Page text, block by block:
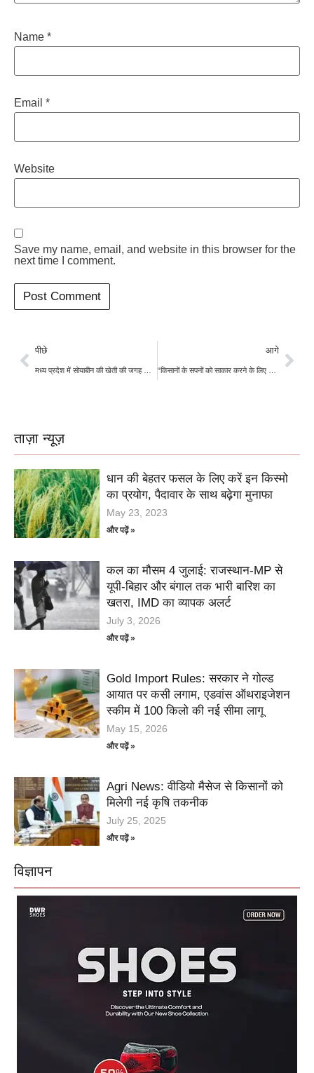
Name *
Email *
Website
Save my name, email, and website in this browser for the
next time I comment.
पीछे आगे
ताज़ा न्यूज़
धान की बेहतर फसल के लिए करें इन किस्मो
का प्रयोग, पैदावार के साथ बढ़ेगा मुनाफा
May 23, 2023
और पढ़ें »
कल का मौसम 4 जुलाई: राजस्थान-MP से
यूपी-बिहार और बंगाल तक भारी बारिश का
खतरा, IMD का व्यापक अलर्ट
July 3, 2026
और पढ़ें »
Gold Import Rules: सरकार ने गोल्ड
आयात पर कसी लगाम, एडवांस ऑथराइजेशन
स्कीम में 100 किलो की नई सीमा लागू
May 15, 2026
और पढ़ें »
Agri News: वीडियो मैसेज से किसानों को
मिलेगी नई कृषि तकनीक
July 25, 2025
और पढ़ें »
विज्ञापन